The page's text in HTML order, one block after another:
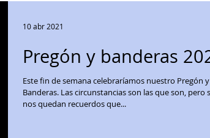
Pregón y banderas
Este fin de semana celebraríamos nuestro Pregón y
Banderas. Las circunstancias son las que son, pero
nos quedan recuerdos que...
10 abr 2021